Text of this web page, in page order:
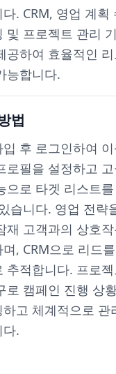
. CRM, 영업 계획
및 프로젝트 관리
공하여 효율적인
능합니다.
법
입 후 로그인하여
로필을 설정하고
으로 타겟 리스트
습니다. 영업 전략
재 고객과의 상호
며, CRM으로 리드
추적합니다. 프로
로 캠페인 진행 상
하고 체계적으로 관
다.